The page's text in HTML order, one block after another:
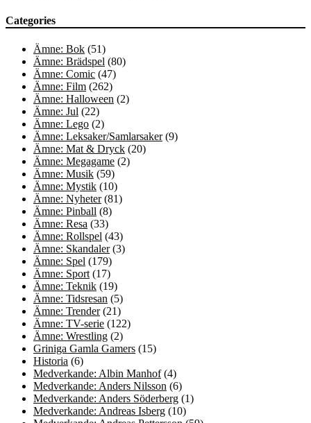
Categories
Ämne: Bok (51)
Ämne: Brädspel (80)
Ämne: Comic (47)
Ämne: Film (262)
Ämne: Halloween (2)
Ämne: Jul (22)
Ämne: Lego (2)
Ämne: Leksaker/Samlarsaker(9)
Ämne: Mat & Dryck (20)
Ämne: Megagame (2)
Ämne: Musik (59)
Ämne: Mystik (10)
Ämne: Nyheter(81)
Ämne: Pinball (8)
Ämne: Resa (33)
Ämne: Rollspel (43)
Ämne: Skandaler(3)
Ämne: Spel (179)
Ämne: Sport (17)
Ämne: Teknik (19)
Ämne: Tidsresan (5)
Ämne: Trender(21)
Ämne: TV-serie (122)
Ämne: Wrestling (2)
Griniga Gamla Gamers (15)
Historia (6)
Medverkande: Albin Manhof(4)
Medverkande: Anders Nilsson (6)
Medverkande: Anders Söderberg (1)
Medverkande: Andreas Isberg (10)